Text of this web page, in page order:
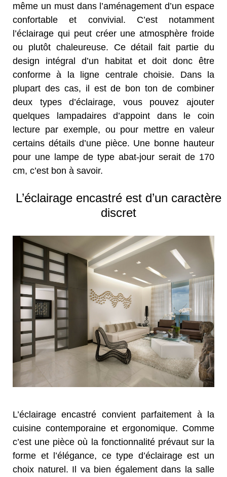
même un must dans l’aménagement d’un espace
confortable et convivial. C’est notamment
l’éclairage qui peut créer une atmosphère froide
ou plutôt chaleureuse. Ce détail fait partie du
design intégral d’un habitat et doit donc être
conforme à la ligne centrale choisie. Dans la
plupart des cas, il est de bon ton de combiner
deux types d’éclairage, vous pouvez ajouter
quelques lampadaires d’appoint dans le coin
lecture par exemple, ou pour mettre en valeur
certains détails d’une pièce. Une bonne hauteur
pour une lampe de type abat-jour serait de 170
cm, c’est bon à savoir.
L’éclairage encastré est d’un caractère
discret
L’éclairage encastré convient parfaitement à la
cuisine contemporaine et ergonomique. Comme
c’est une pièce où la fonctionnalité prévaut sur la
forme et l’élégance, ce type d’éclairage est un
choix naturel. Il va bien également dans la salle